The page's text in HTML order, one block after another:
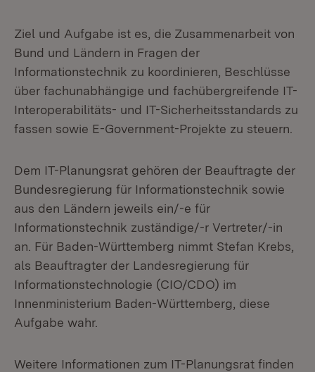
Ziel und Aufgabe ist es, die Zusammenarbeit von
Bund und Ländern in Fragen der
Informationstechnik zu koordinieren, Beschlüsse
über fachunabhängige und fachübergreifende IT-
Interoperabilitäts- und IT-Sicherheitsstandards zu
fassen sowie E-Government-Projekte zu steuern.
Dem IT-Planungsrat gehören der Beauftragte der
Bundesregierung für Informationstechnik sowie
aus den Ländern jeweils ein/-e für
Informationstechnik zuständige/-r Vertreter/-in
an. Für Baden-Württemberg nimmt Stefan Krebs,
als Beauftragter der Landesregierung für
Informationstechnologie (CIO/CDO) im
Innenministerium Baden-Württemberg, diese
Aufgabe wahr.
Weitere Informationen zum IT-Planungsrat finden